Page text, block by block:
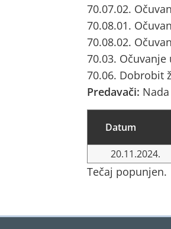
70.07.02.
70.08.01.
70.08.02.
70.03.
70.06. Dobrobit
Predavači:
Datum
20.11.2024.
Tečaj popunjen.